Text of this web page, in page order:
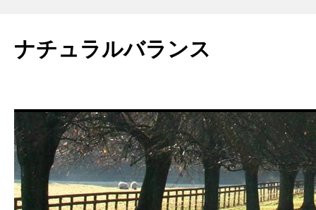
ナチュラルバランス